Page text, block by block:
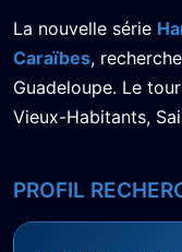
La nouvelle série
Caraïbes,
Guadeloupe. Le
Vieux-Habitants,
PROFIL